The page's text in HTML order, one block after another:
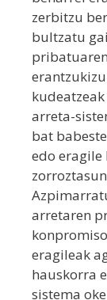
zerbitzu
bultzatu
arreta-
bat
edo eragile
arretaren
eragileak
hauskorra
sistema